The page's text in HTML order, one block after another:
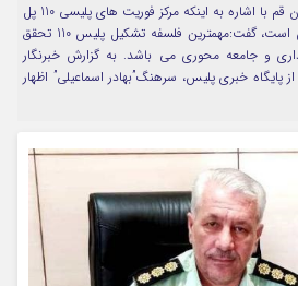
جانشین فرماندهی انتظامی استان قم با اشاره به اینکه مركز فوريت هاي پليسي 110 پل
ارتباطي ميان شهروندان و پلیس است، گفت:مهمترین فلسفه تشکیل پلیس 110 تحقق
و جامعه محوری مي باشد. به گزارش خبرنگار
پایگاه خبری پلیس، سرهنگ”بهادر اسماعیلی” اظهار